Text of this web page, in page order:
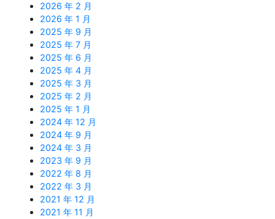
2026 年 2 月
2026 年 1 月
2025 年 9 月
2025 年 7 月
2025 年 6 月
2025 年 4 月
2025 年 3 月
2025 年 2 月
2025 年 1 月
2024 年 12 月
2024 年 9 月
2024 年 3 月
2023 年 9 月
2022 年 8 月
2022 年 3 月
2021 年 12 月
2021 年 11 月